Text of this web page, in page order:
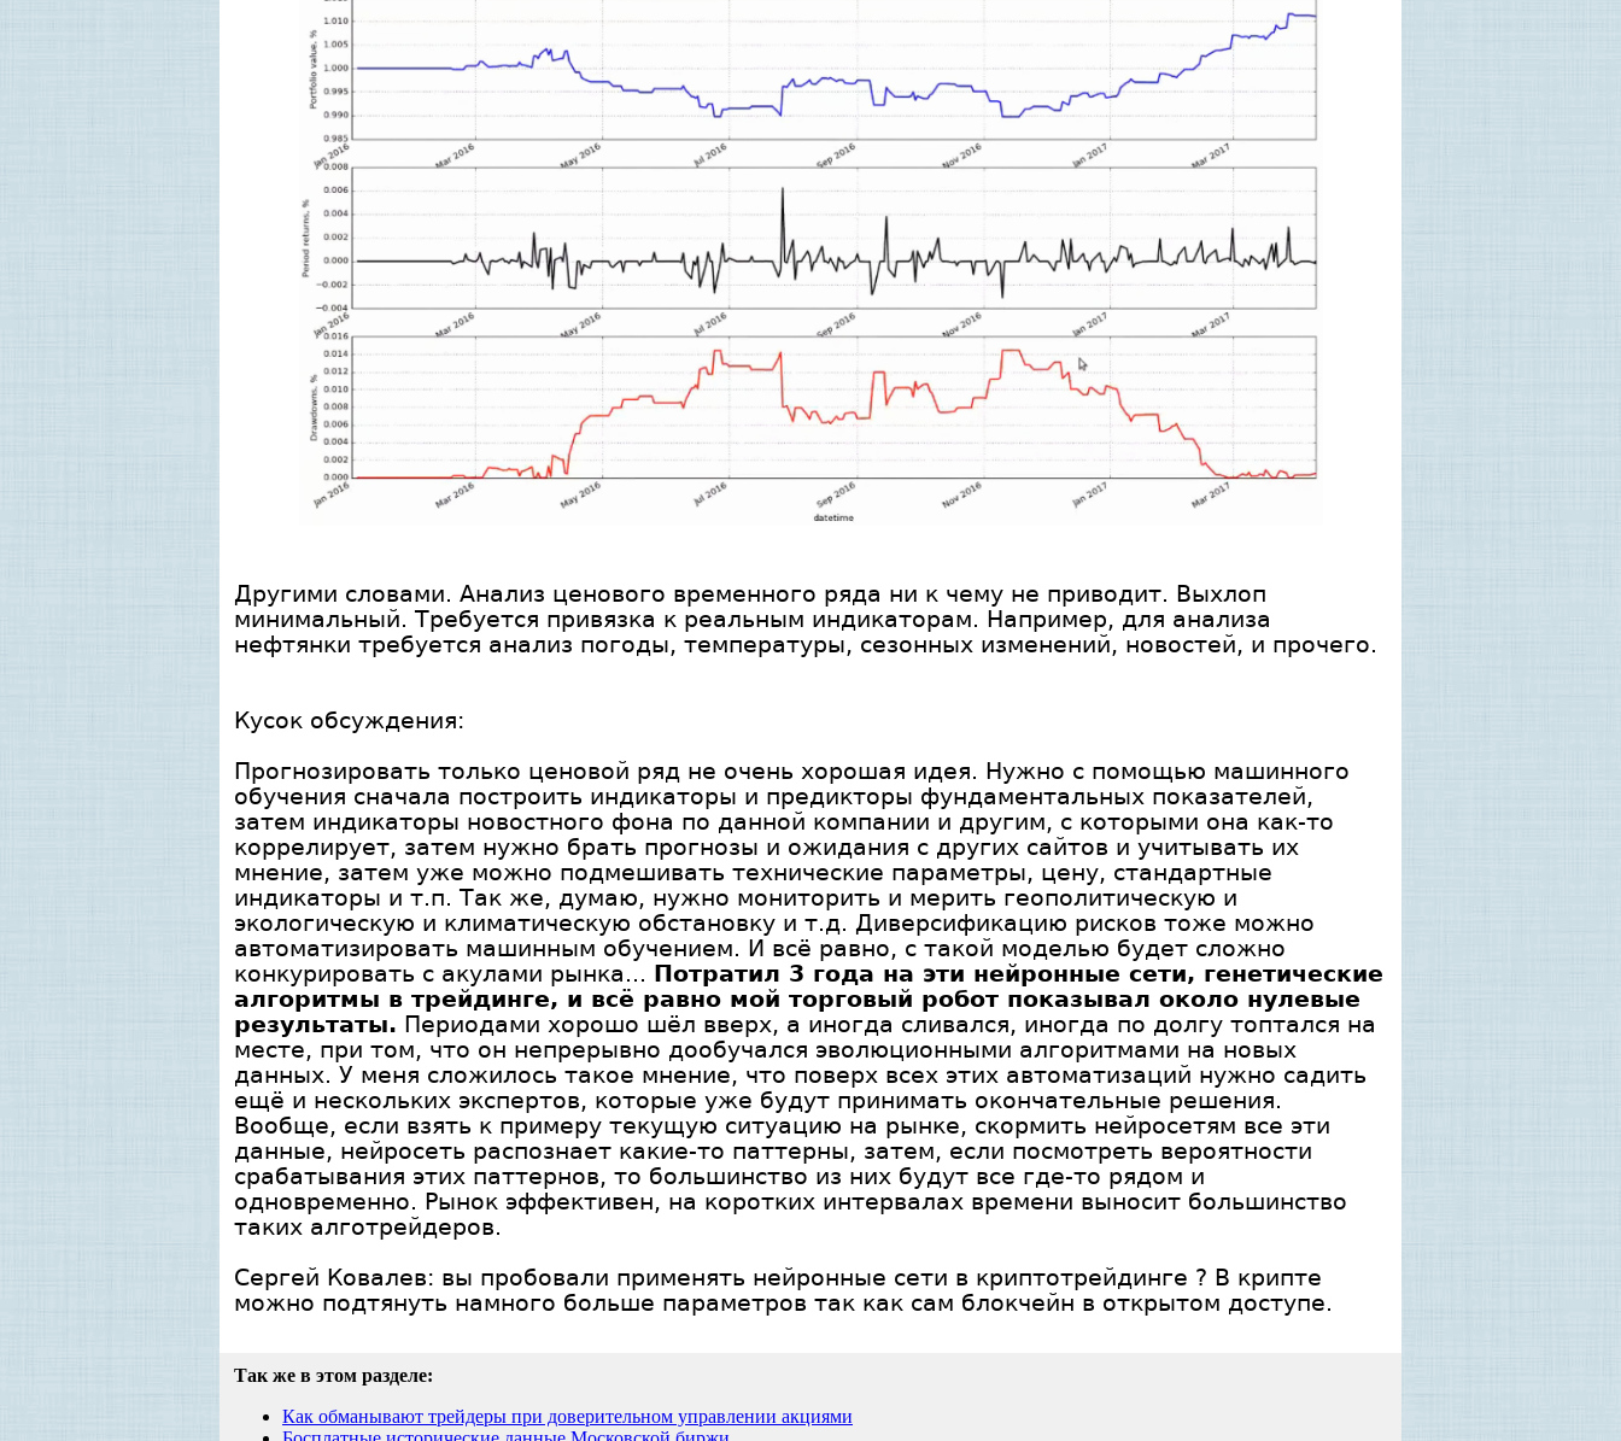
Другими словами. Анализ ценового временного ряда ни к чему не приводит. Выхлоп
минимальный. Требуется привязка к реальным индикаторам. Например, для анализа
нефтянки требуется анализ погоды, температуры, сезонных изменений, новостей, и прочего.
Кусок обсуждения:
Прогнозировать только ценовой ряд не очень хорошая идея. Нужно с помощью машинного
обучения сначала построить индикаторы и предикторы фундаментальных показателей,
затем индикаторы новостного фона по данной компании и другим, с которыми она как-то
коррелирует, затем нужно брать прогнозы и ожидания с других сайтов и учитывать их
мнение, затем уже можно подмешивать технические параметры, цену, стандартные
индикаторы и т.п. Так же, думаю, нужно мониторить и мерить геополитическую и
экологическую и климатическую обстановку и т.д. Диверсификацию рисков тоже можно
автоматизировать машинным обучением. И всё равно, с такой моделью будет сложно
конкурировать с акулами рынка...
Потратил 3 года на эти нейронные сети, генетические
алгоритмы в трейдинге, и всё равно мой торговый робот показывал около нулевые
результаты. Периодами хорошо шёл вверх, а иногда сливался, иногда по долгу топтался на
месте, при том, что он непрерывно дообучался эволюционными алгоритмами на новых
данных. У меня сложилось такое мнение, что поверх всех этих автоматизаций нужно садить
ещё и нескольких экспертов, которые уже будут принимать окончательные решения.
Вообще, если взять к примеру текущую ситуацию на рынке, скормить нейросетям все эти
данные, нейросеть распознает какие-то паттерны, затем, если посмотреть вероятности
срабатывания этих паттернов, то большинство из них будут все где-то рядом и
одновременно. Рынок эффективен, на коротких интервалах времени выносит большинство
таких алготрейдеров.
Сергей Ковалев: вы пробовали применять нейронные сети в криптотрейдинге ? В крипте
можно подтянуть намного больше параметров так как сам блокчейн в открытом доступе .
Так же в этом разделе:
Как обманывают трейдеры при доверительном управлении акциями